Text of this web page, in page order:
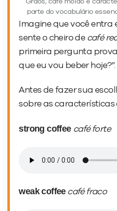
Grãos, café moído e
parte do vocabulário
Imagine que você entra
sente o cheiro de café
primeira pergunta
que eu vou beber hoje?”.
Antes de fazer sua
sobre as características
strong coffee café forte
weak coffee café fraco